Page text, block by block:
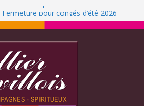
Nouvelles liqueurs Distillerie du Rhône
Fermeture pour congés d’été 2026
Liqueur Jacoulot : nouveau parfum!
C’est l’été ! Soleil
et ROSÉ
Journée Dégustation : Rhums arrangés